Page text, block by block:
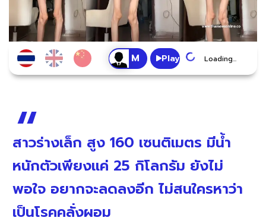
Play Loading...
สาวร่างเล็ก สูง 160 เซนติเมตร มีน้ำ
หนักตัวเพียงแค่ 25 กิโลกรัม ยังไม่
พอใจ อยากจะลดลงอีก ไม่สนใครหาว่า
เป็นโรคคลั่งผอม